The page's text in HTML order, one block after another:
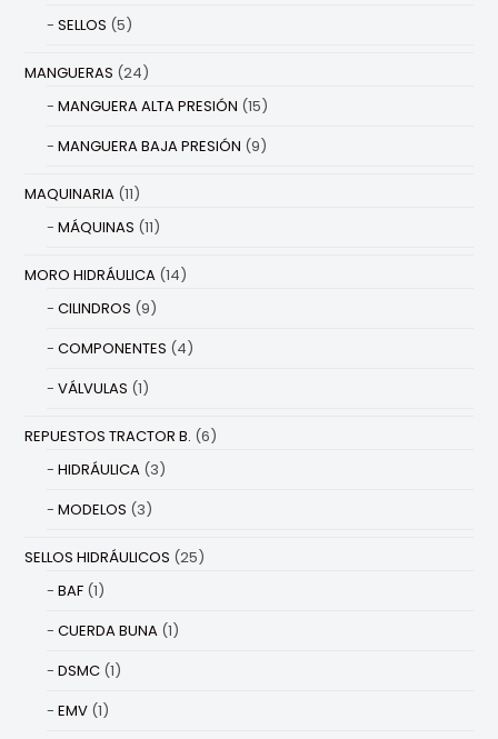
SELLOS (5)
MANGUERAS (24)
MANGUERA ALTA PRESIÓN (15)
MANGUERA BAJA PRESIÓN (9)
MAQUINARIA (11)
MÁQUINAS (11)
MORO HIDRÁULICA (14)
CILINDROS (9)
COMPONENTES (4)
VÁLVULAS (1)
REPUESTOS TRACTOR B. (6)
HIDRÁULICA (3)
MODELOS (3)
SELLOS HIDRÁULICOS (25)
BAF (1)
CUERDA BUNA (1)
DSMC (1)
EMV (1)